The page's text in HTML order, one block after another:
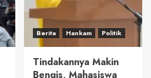
Berita Hankam Politik
Tindakannya Makin
Bengis, Mahasiswa